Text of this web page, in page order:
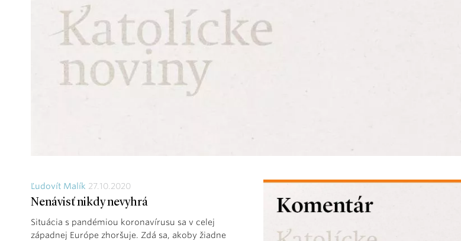
Ľudovít Malík 27.10.2020
Nenávisť nikdy nevyhrá
Situácia s pandémiou koronavírusu sa v celej
západnej Európe zhoršuje. Zdá sa, akoby žiadne